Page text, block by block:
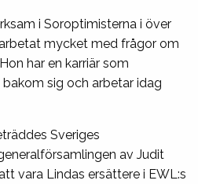
i Soroptimisterna i över
mycket med frågor om
har en karriär som
sig och arbetar idag
Sveriges
av Judit
vara Lindas ersättere i EWL:s